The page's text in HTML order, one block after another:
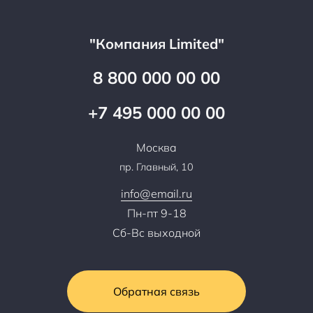
"Компания Limited"
8 800 000 00 00
+7 495 000 00 00
Москва
пр. Главный, 10
info@email.ru
Пн-пт 9-18
Сб-Вс выходной
Обратная связь
Презентации и каталоги
Партнерская программа